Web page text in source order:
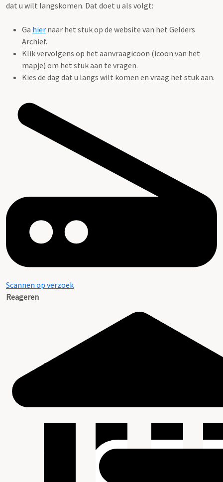
dat u wilt langskomen. Dat doet u als volgt:
Ga hier naar het stuk op de website van het Gelders
Archief.
Klik vervolgens op het aanvraagicoon (icoon van het
mapje) om het stuk aan te vragen.
Kies de dag dat u langs wilt komen en vraag het stuk aan.
Scannen op verzoek
Reageren